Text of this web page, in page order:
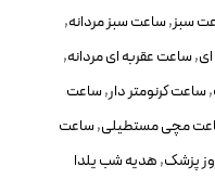
سبز,ساعت سبز مردانه,
,ساعت عقربه ای مردانه,
,ساعت کرنومتر دار,ساعت
مچی مستطیلی,ساعت
پزشک,هدیه شب یلدا